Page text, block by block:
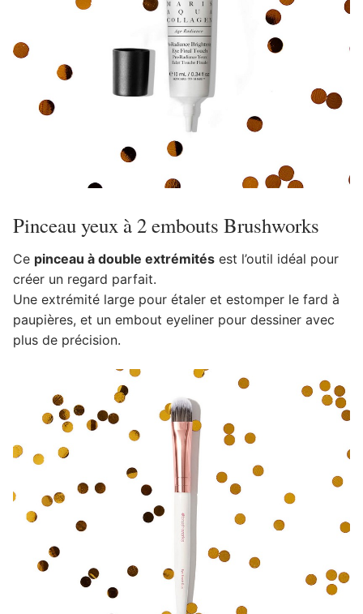
Pinceau yeux à 2 embouts Brushworks
Ce pinceau à double extrémités est l’outil idéal pour
créer un regard parfait.
Une extrémité large pour étaler et estomper le fard à
paupières, et un embout eyeliner pour dessiner avec
plus de précision.